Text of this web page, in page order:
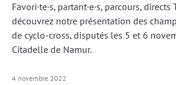
Favori·te·s, partant·e·s, parcours, directs
découvrez notre présentation des
de cyclo-cross, disputés les 5 et 6
Citadelle de Namur.
4 novembre 2022